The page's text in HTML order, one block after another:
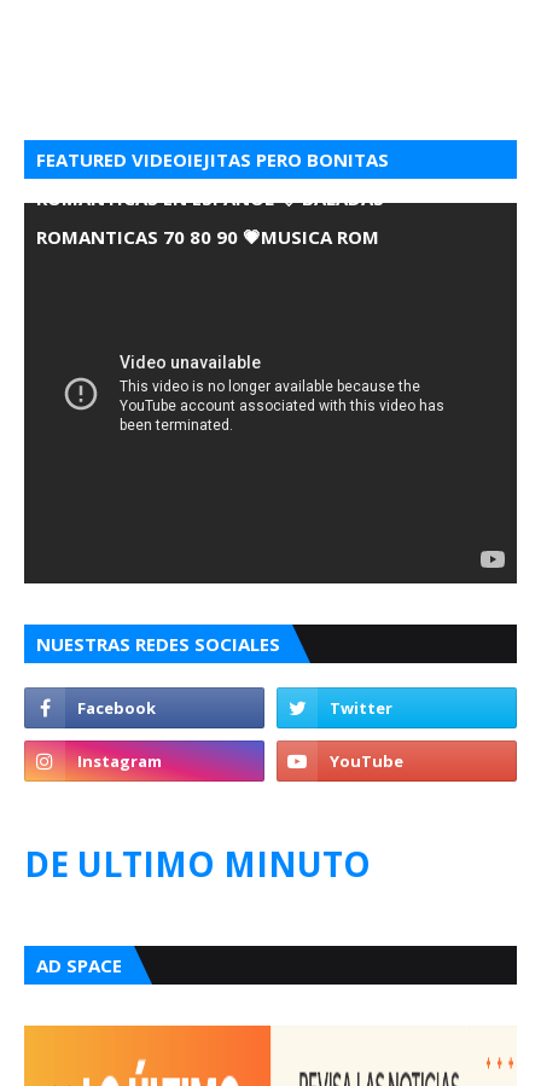
FEATURED VIDEOIEJITAS PERO BONITAS
ROMANTICAS EN ESPANOL 💘 BALADAS
ROMANTICAS 70 80 90 💗MUSICA ROM
NUESTRAS REDES SOCIALES
DE ULTIMO MINUTO
AD SPACE